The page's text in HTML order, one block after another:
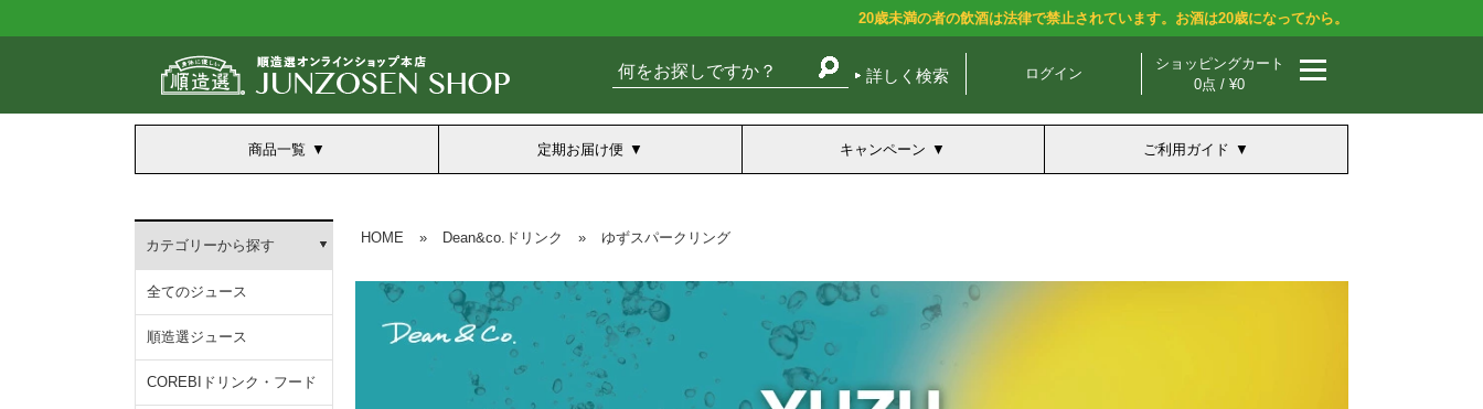
20歳未満の者の飲酒は法律で禁止されています。お酒は20歳になってから。
詳しく検索 ログイン
ショッピングカート
0点 / ¥0
商品一覧 定期お届け便 キャンペーン ご利用ガイド
カテゴリーから探す
全てのジュース
順造選ジュース
COREBIドリンク・フード
HOME » Dean&co.ドリンク » ゆずスパークリング